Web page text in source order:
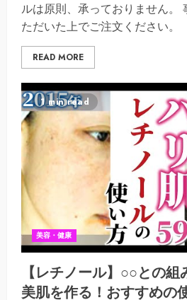
ルは原則、承っておりません。
ただいた上でご注文ください。
READ MORE
1 min read
美容・健康
【レチノール】○○との
美肌を作る！おすすめの